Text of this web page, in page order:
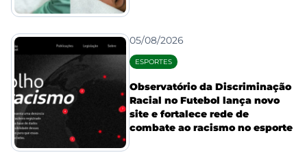
05/08/2026
ESPORTES
Observatório da Discriminação
Racial no Futebol lança novo
site e fortalece rede de
combate ao racismo no esporte